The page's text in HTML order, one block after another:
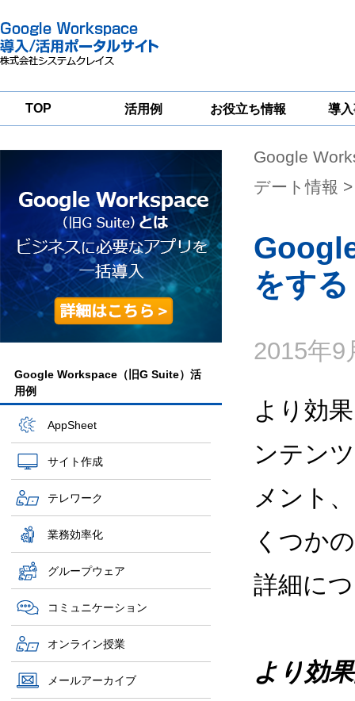
TOP 活用例 お役立ち情報
一
導
グループウェア
移行支援
Google
Workspace
セキュリティ
対策サービス
Google Workspace（旧G Suite）活
用例
AppSheet
サイト作成
テレワーク
業務効率化
グループウェア
コミュニケーション
オンライン授業
メールアーカイブ
Google
デート情報
をする
2015年9
より効
ンテン
メント
くつか
詳細に
より効